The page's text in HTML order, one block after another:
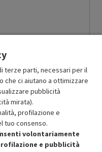
carrello
prodotto ricondizionato.
terze parti, necessari per il
che ci aiutano a ottimizzare
pubblicità
mirata).
profilazione e
tuo consenso.
volontariamente
e pubblicità